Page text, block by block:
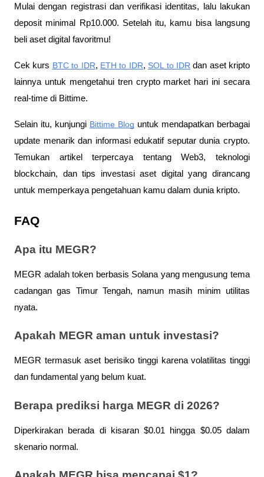
Mulai dengan registrasi dan verifikasi identitas, lalu lakukan
deposit minimal Rp10.000. Setelah itu, kamu bisa langsung
beli aset digital favoritmu!
Cek kurs BTC to IDR, ETH to IDR, SOL to IDR dan aset kripto
lainnya untuk mengetahui tren crypto market hari ini secara
real-time di Bittime.
Selain itu, kunjungi Bittime Blog untuk mendapatkan berbagai
update menarik dan informasi edukatif seputar dunia crypto.
Temukan artikel terpercaya tentang Web3, teknologi
blockchain, dan tips investasi aset digital yang dirancang
untuk memperkaya pengetahuan kamu dalam dunia kripto.
FAQ
Apa itu MEGR?
MEGR adalah token berbasis Solana yang mengusung tema
cadangan gas Timur Tengah, namun masih minim utilitas
nyata.
Apakah MEGR aman untuk investasi?
MEGR termasuk aset berisiko tinggi karena volatilitas tinggi
dan fundamental yang belum kuat.
Berapa prediksi harga MEGR di 2026?
Diperkirakan berada di kisaran $0.01 hingga $0.05 dalam
skenario normal.